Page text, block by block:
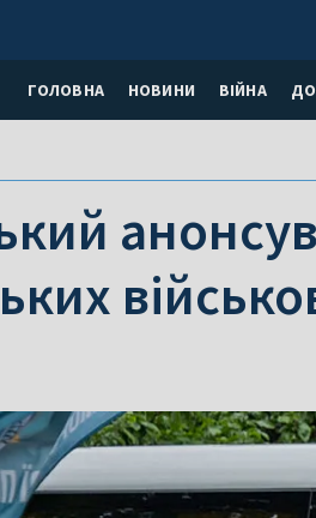
ГОЛОВНА НОВИНИ ВІЙНА